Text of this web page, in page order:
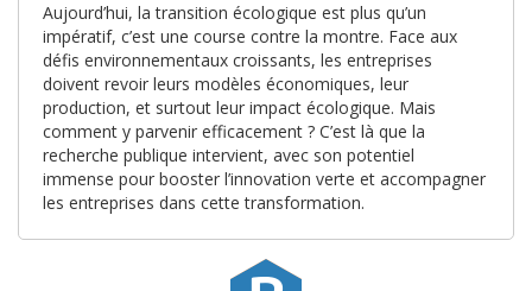
Aujourd’hui, la transition écologique est plus qu’un
impératif, c’est une course contre la montre. Face aux
défis environnementaux croissants, les entreprises
doivent revoir leurs modèles économiques, leur
production, et surtout leur impact écologique. Mais
comment y parvenir efficacement ? C’est là que la
recherche publique intervient, avec son potentiel
immense pour booster l’innovation verte et accompagner
les entreprises dans cette transformation.